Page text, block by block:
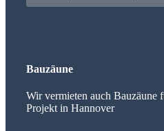
Bauzäune
Wir vermieten auch Bauzäune
Projekt in Hannover